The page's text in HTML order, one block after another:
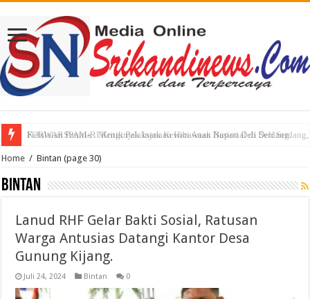
Kelalaian Panitia : Menginjak Injak Kewibawaan Bupati Deli Serdang.
Home / Bintan (page 30)
Bintan
Lanud RHF Gelar Bakti Sosial, Ratusan
Warga Antusias Datangi Kantor Desa
Gunung Kijang.
Juli 24, 2024 Bintan 0